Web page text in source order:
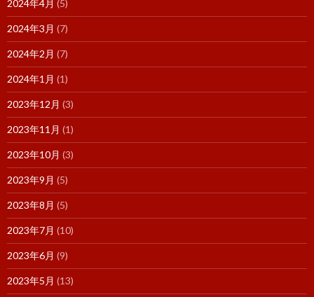
2024年4月 (5)
2024年3月 (7)
2024年2月 (7)
2024年1月 (1)
2023年12月 (3)
2023年11月 (1)
2023年10月 (3)
2023年9月 (5)
2023年8月 (5)
2023年7月 (10)
2023年6月 (9)
2023年5月 (13)